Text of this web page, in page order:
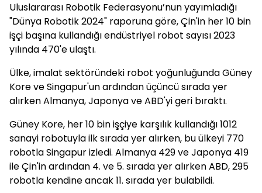
Uluslararası Robotik Federasyonu’nun yayımladığı
"Dünya Robotik 2024" raporuna göre, Çin'in her 10 bin
işçi başına kullandığı endüstriyel robot sayısı 2023
yılında 470'e ulaştı.
Ülke, imalat sektöründeki robot yoğunluğunda Güney
Kore ve Singapur'un ardından üçüncü sırada yer
alırken Almanya, Japonya ve ABD'yi geri bıraktı.
Güney Kore, her 10 bin işçiye karşılık kullandığı 1012
sanayi robotuyla ilk sırada yer alırken, bu ülkeyi 770
robotla Singapur izledi. Almanya 429 ve Japonya 419
ile Çin'in ardından 4. ve 5. sırada yer alırken ABD, 295
robotla kendine ancak 11. sırada yer bulabildi.